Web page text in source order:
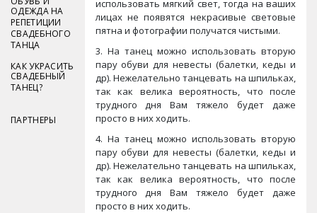
использовать мягкий свет, тогда на ваших
лицах не появятся некрасивые световые
пятна и фотографии получатся чистыми.
3. На танец можно использовать вторую
пару обуви для невесты (балетки, кеды и
др). Нежелательно танцевать на шпильках,
так как велика вероятность, что после
трудного дня Вам тяжело будет даже
просто в них ходить.
4. На танец можно использовать вторую
пару обуви для невесты (балетки, кеды и
др). Нежелательно танцевать на шпильках,
так как велика вероятность, что после
трудного дня Вам тяжело будет даже
просто в них ходить.
ОДЕЖДА НА
РЕПЕТИЦИИ
СВАДЕБНОГО
ТАНЦА
КАК УКРАСИТЬ
СВАДЕБНЫЙ
ТАНЕЦ?
ПАРТНЕРЫ